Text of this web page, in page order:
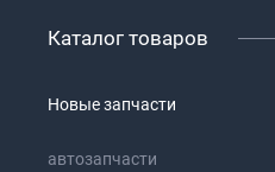
Каталог товаров
Новые запчасти
автозапчасти